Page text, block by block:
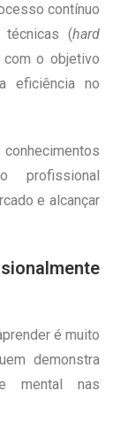
contínuo
técnicas (hard
com o objetivo
eficiência no
profissional
e alcançar
é muito
demonstra
mental nas